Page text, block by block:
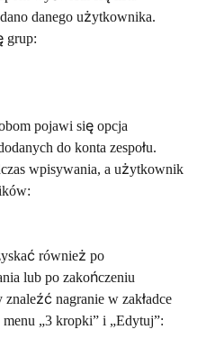
danego użytkownika.
grup:
pojawi się opcja
do konta zespołu.
wpisywania, a użytkownik
również po
lub po zakończeniu
nagranie w zakładce
„3 kropki” i „Edytuj”: